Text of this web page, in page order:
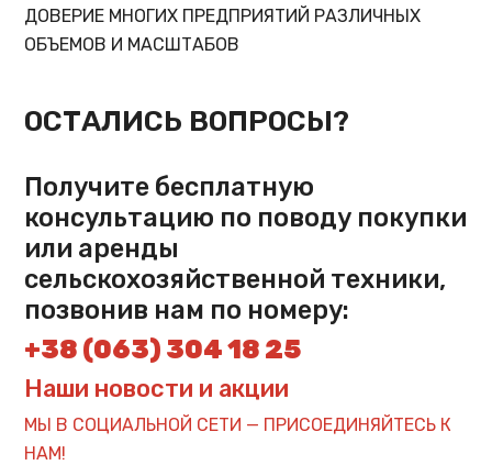
ДОВЕРИЕ МНОГИХ ПРЕДПРИЯТИЙ РАЗЛИЧНЫХ
ОБЪЕМОВ И МАСШТАБОВ
ОСТАЛИСЬ ВОПРОСЫ?
Получите бесплатную
консультацию по поводу покупки
или аренды
сельскохозяйственной техники,
позвонив нам по номеру:
+38 (063) 304 18 25
Наши новости и акции
МЫ В СОЦИАЛЬНОЙ СЕТИ — ПРИСОЕДИНЯЙТЕСЬ К
НАМ!